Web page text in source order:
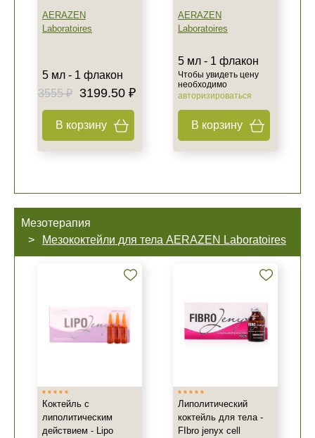
AERAZEN
Laboratoires
5 мл - 1 флакон
3555 ₽
3199.50 ₽
В корзину
AERAZEN
Laboratoires
5 мл - 1 флакон
Чтобы увидеть цену
необходимо
авторизироваться
В корзину
Мезотерапия
Мезококтейли для тела AERAZEN Laboratoires
Коктейль с
липолитическим
действием - Lipo
Липолитический
коктейль для тела -
FIbro jenyx cell